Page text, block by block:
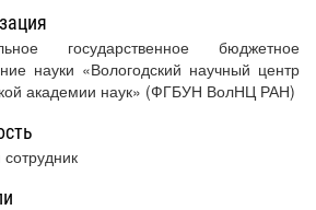
государственное бюджетное
науки «Вологодский научный центр
академии наук» (ФГБУН ВолНЦ РАН)